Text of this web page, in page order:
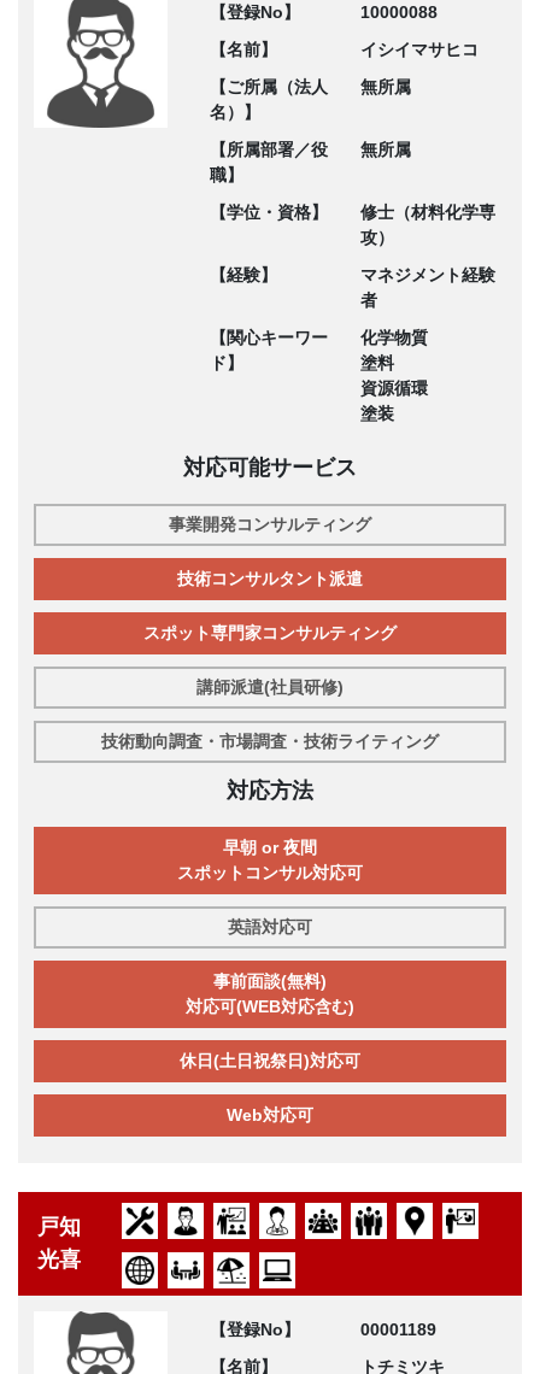
【登録No】
10000088
【名前】
イシイマサヒコ
【ご所属（法人
名）】
無所属
【所属部署／役
職】
無所属
【学位・資格】
修士（材料化学専
攻）
【経験】
マネジメント経験
者
【関心キーワー
ド】
化学物質
塗料
資源循環
塗装
対応可能サービス
事業開発コンサルティング
技術コンサルタント派遣
スポット専門家コンサルティング
講師派遣(社員研修)
技術動向調査・市場調査・技術ライティング
対応方法
早朝 or 夜間
スポットコンサル対応可
英語対応可
事前面談(無料)
対応可(WEB対応含む)
休日(土日祝祭日)対応可
Web対応可
戸知
光喜
【登録No】
00001189
【名前】
トチミツキ